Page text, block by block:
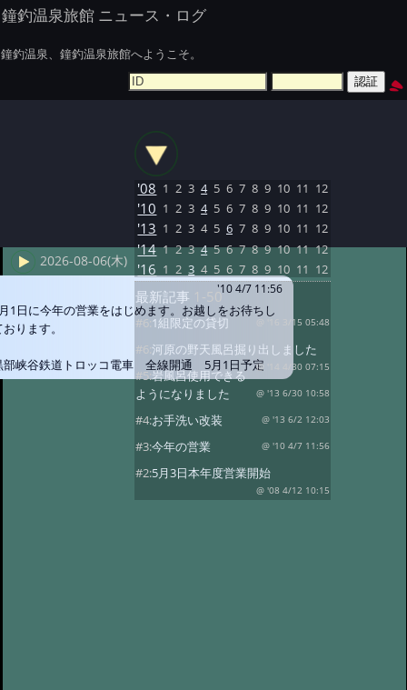
鐘釣温泉旅館 ニュース・ログ
鐘釣温泉、鐘釣温泉旅館へようこそ。
2026-08-06(木)
'10 4/7 11:56
1日に今年の営業をはじめます。お越しをお待ちし
ります。
部峡谷鉄道トロッコ電車 全線開通 5月1日予定
'08 1 2 3 4 5 6 7 8 9 10 11 12
'10 1 2 3 4 5 6 7 8 9 10 11 12
'13 1 2 3 4 5 6 7 8 9 10 11 12
'14 1 2 3 4 5 6 7 8 9 10 11 12
'16 1 2 3 4 5 6 7 8 9 10 11 12
最新記事 1-50
#6:1組限定の貸切 @ '16 3/15 05:48
#6:河原の野天風呂掘り出しました
@ '14 4/30 07:15
#5:岩風呂使用できる
ようになりました
@ '13 6/30 10:58
#4:お手洗い改装 @ '13 6/2 12:03
#3:今年の営業 @ '10 4/7 11:56
#2:5月3日本年度営業開始
@ '08 4/12 10:15